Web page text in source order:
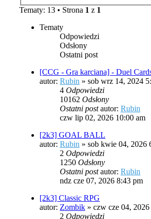
Tematy: 13 • Strona 1 z 1
Tematy
Odpowiedzi
Odsłony
Ostatni post
[CCG - Gra karciana] - Duel
autor: Rubin » sob wrz 14, 2024
4 Odpowiedzi
10162 Odsłony
Ostatni postautor: Rubin
czw lip 02, 2026 10:00 am
[2k3] GOAL BALL
autor: Rubin » sob kwie 04, 2026
2 Odpowiedzi
1250 Odsłony
Ostatni postautor: Rubin
ndz cze 07, 2026 8:43 pm
[2k3] Classic RPG
autor: Zombik » czw cze 04,
2 Odpowiedzi